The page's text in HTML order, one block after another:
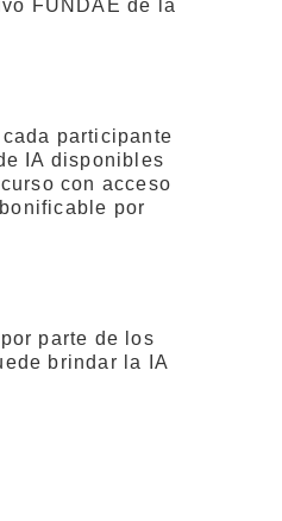
FUNDAE de la
participante
IA disponibles
con acceso
por
parte de los
brindar la IA